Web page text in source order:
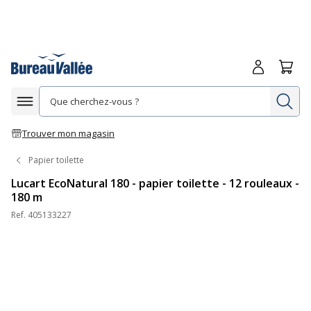
Afficher la navigation
Trouver mon magasin
Me
Papier toilette
Lucart EcoNatural 180 - papier toilette - 12 rouleaux -
180 m
Ref. 405133227